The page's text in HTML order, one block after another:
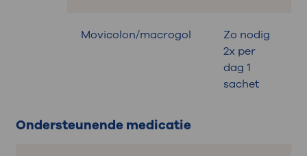
Movicolon/macrogol
Zo nodig
2x per
dag 1
sachet
Ondersteunende medicatie